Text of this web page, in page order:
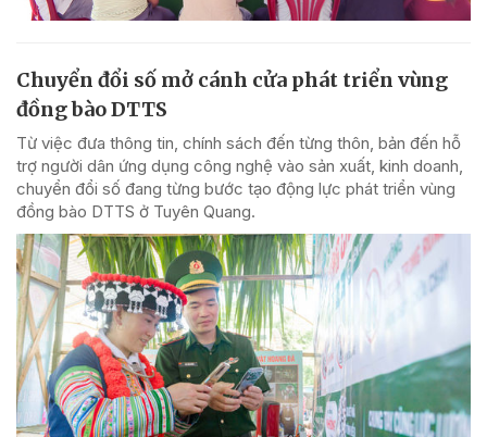
Chuyển đổi số mở cánh cửa phát triển vùng
đồng bào DTTS
Từ việc đưa thông tin, chính sách đến từng thôn, bản đến hỗ
trợ người dân ứng dụng công nghệ vào sản xuất, kinh doanh,
chuyển đổi số đang từng bước tạo động lực phát triển vùng
đồng bào DTTS ở Tuyên Quang.